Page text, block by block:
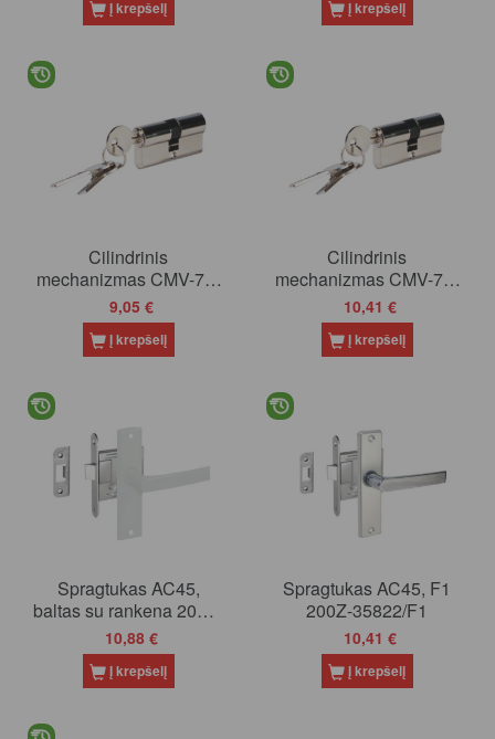
Į krepšelį Į krepšelį
Cilindrinis
mechanizmas CMV-73-
60 (3 rakt)
9,05 €
Į krepšelį
Cilindrinis
mechanizmas CMV-76-
60 (6 rakt)
10,41 €
Į krepšelį
Spragtukas AC45,
baltas su rankena 200Z-
35822/2
10,88 €
Į krepšelį
Spragtukas AC45, F1
200Z-35822/F1
10,41 €
Į krepšelį